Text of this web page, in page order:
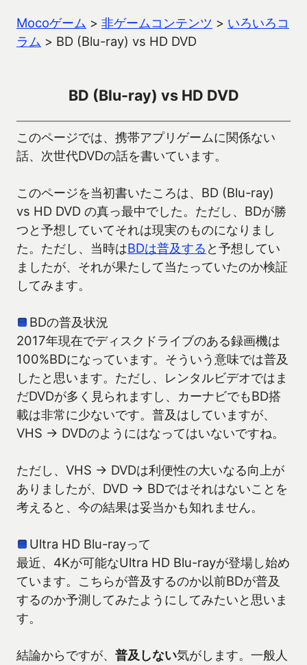
Mocoゲーム > 非ゲームコンテンツ > いろいろコ
ラム > BD (Blu-ray) vs HD DVD
BD (Blu-ray) vs HD DVD
このページでは、携帯アプリゲームに関係ない
話、次世代DVDの話を書いています。
このページを当初書いたころは、BD (Blu-ray)
vs HD DVD の真っ最中でした。ただし、BDが勝
つと予想していてそれは現実のものになりまし
た。ただし、当時はBDは普及する と予想してい
ましたが、それが果たして当たっていたのか検証
してみます。
BDの普及状況
2017年現在でディスクドライブのある録画機は
100%BDになっています。そういう意味では普及
したと思います。ただし、レンタルビデオではま
だDVDが多く見られますし、カーナビでもBD搭
載は非常に少ないです。普及はしていますが、
VHS → DVDのようにはなってはいないですね。
ただし、VHS → DVDは利便性の大いなる向上が
ありましたが、DVD → BDではそれはないことを
考えると、今の結果は妥当かも知れません。
Ultra HD Blu-rayって
最近、4Kが可能なUltra HD Blu-rayが登場し始め
ています。こちらが普及するのか以前BDが普及
するのか予測してみたようにしてみたいと思いま
す。
結論からですが、 普及しない気がします。一般人